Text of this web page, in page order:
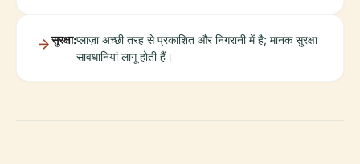
सुरक्षा:प्लाज़ा अच्छी तरह से प्रकाशित और निगरानी में है; मानक सुरक्षा
सावधानियां लागू होती हैं।